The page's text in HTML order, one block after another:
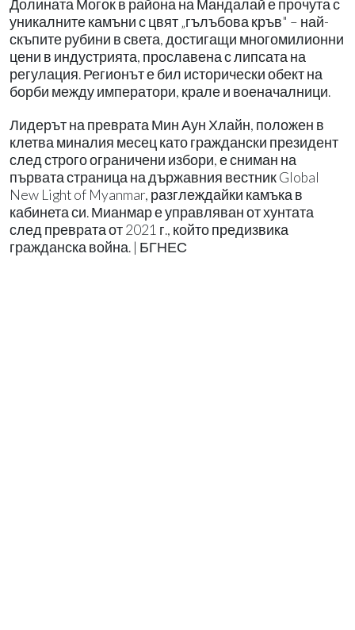
Долината Могок в района на Мандалай е прочута с
уникалните камъни с цвят „гълъбова кръв" – най-
скъпите рубини в света, достигащи многомилионни
цени в индустрията, прославена с липсата на
регулация. Регионът е бил исторически обект на
борби между императори, крале и военачалници.
Лидерът на преврата Мин Аун Хлайн, положен в
клетва миналия месец като граждански президент
след строго ограничени избори, е сниман на
първата страница на държавния вестник Global
New Light of Myanmar, разглеждайки камъка в
кабинета си. Мианмар е управляван от хунтата
след преврата от 2021 г., който предизвика
гражданска война. | БГНЕС